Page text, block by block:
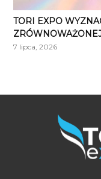
TORI EXPO
7 lipca, 2026